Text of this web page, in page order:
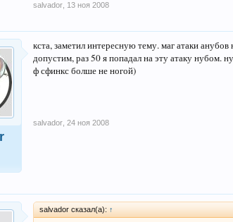
salvador 13 ноя 2008
кста, заметил интересную тему. маг атаки
допустим, раз 50 я попадал на эту атаку нубом.
ф сфинкс болше не ногой)
salvador 24 ноя 2008
salvador сказал(а): ↑